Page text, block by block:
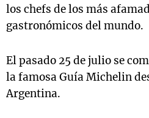
los chefs de los más
gastronómicos del mundo.
El pasado 25 de julio se
la famosa Guía Michelin
Argentina.